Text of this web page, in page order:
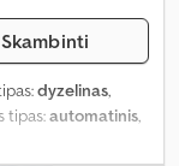
Skambinti
dyzelinas,
tipas:automatinis,
programa